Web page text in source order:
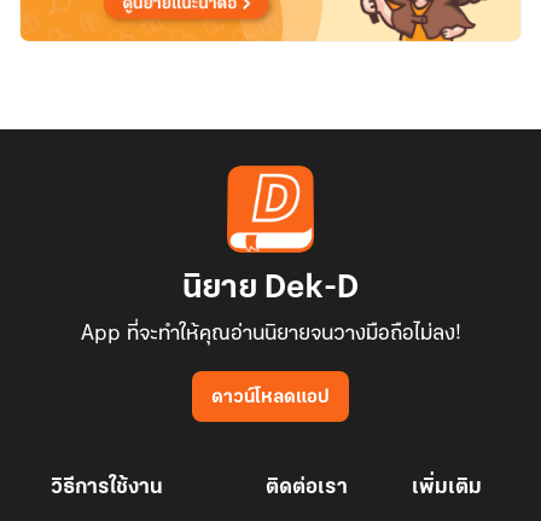
นิยาย Dek-D
App ที่จะทำให้คุณอ่านนิยายจนวางมือถือไม่ลง!
ดาวน์โหลดแอป
วิธีการใช้งาน ติดต่อเรา เพิ่มเติม